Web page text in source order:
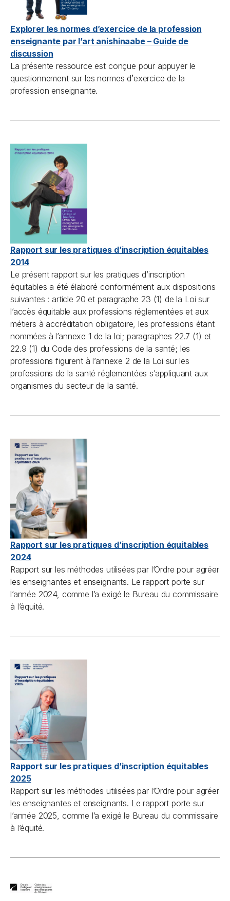
Explorer les normes d’exercice de la profession
enseignante par l’art anishinaabe – Guide de
discussion
La présente ressource est conçue pour appuyer le
questionnement sur les normes d’exercice de la
profession enseignante.
Rapport sur les pratiques d’inscription équitables
2014
Le présent rapport sur les pratiques d’inscription
équitables a été élaboré conformément aux dispositions
suivantes : article 20 et paragraphe 23 (1) de la Loi sur
l’accès équitable aux professions réglementées et aux
métiers à accréditation obligatoire, les professions étant
nommées à l’annexe 1 de la loi; paragraphes 22.7 (1) et
22.9 (1) du Code des professions de la santé; les
professions figurent à l’annexe 2 de la Loi sur les
professions de la santé réglementées s’appliquant aux
organismes du secteur de la santé.
Rapport sur les pratiques d’inscription équitables
2024
Rapport sur les méthodes utilisées par l’Ordre pour agréer
les enseignantes et enseignants. Le rapport porte sur
l’année 2024, comme l’a exigé le Bureau du commissaire
à l’équité.
Rapport sur les pratiques d’inscription équitables
2025
Rapport sur les méthodes utilisées par l’Ordre pour agréer
les enseignantes et enseignants. Le rapport porte sur
l’année 2025, comme l’a exigé le Bureau du commissaire
à l’équité.